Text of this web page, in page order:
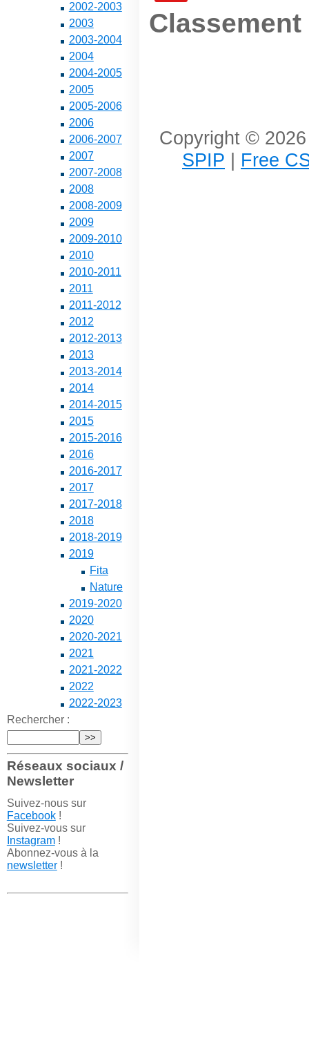
2002-2003
2003
2003-2004
2004
2004-2005
2005
2005-2006
2006
2006-2007
2007
2007-2008
2008
2008-2009
2009
2009-2010
2010
2010-2011
2011
2011-2012
2012
2012-2013
2013
2013-2014
2014
2014-2015
2015
2015-2016
2016
2016-2017
2017
2017-2018
2018
2018-2019
2019
Fita
Nature
2019-2020
2020
2020-2021
2021
2021-2022
2022
2022-2023
Rechercher :
Réseaux sociaux /
Newsletter
Suivez-nous sur
Facebook!
Suivez-vous sur
Instagram!
Abonnez-vous à la
newsletter!
Classement
Copyright ©
SPIP | Free